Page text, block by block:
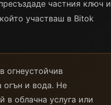
частния ключ и
участваш в Bitok
огнеустойчив
огън и вода. Не
в облачна услуга или